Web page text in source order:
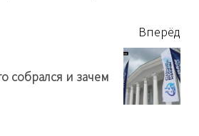
Вперёд
собрался и зачем